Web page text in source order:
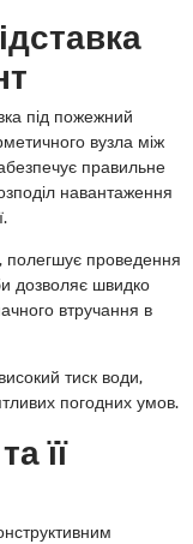
під пожежний
вузла між
правильне
навантаження
полегшує проведення
дозволяє швидко
втручання в
тиск води,
погодних умов.
її